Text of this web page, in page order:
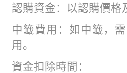
認購資金：以認購價格
中籤費用：如中籤，需
用。
資金扣除時間：